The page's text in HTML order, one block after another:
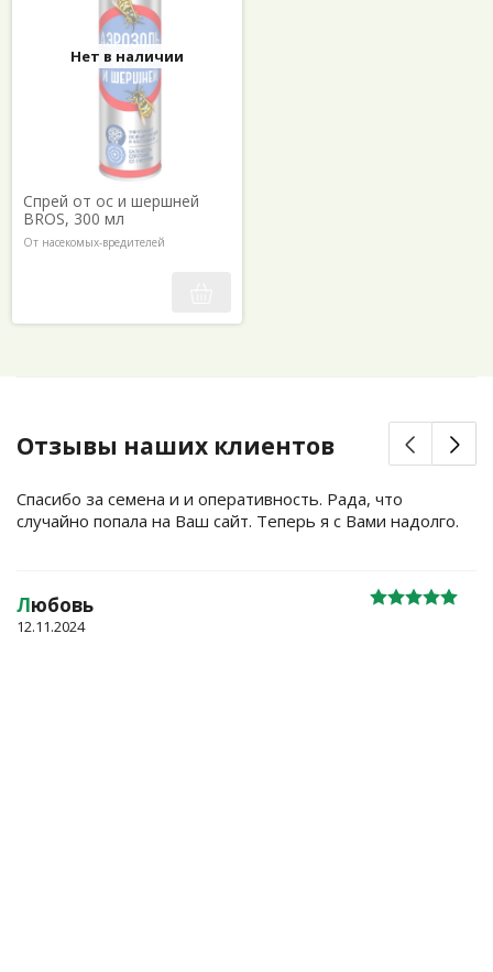
Нет в наличии
Спрей от ос и шершней
BROS, 300 мл
От насекомых-вредителей
Отзывы наших клиентов
Спасибо за семена и и оперативность. Рада, что
случайно попала на Ваш сайт. Теперь я с Вами надолго.
Любовь
12.11.2024